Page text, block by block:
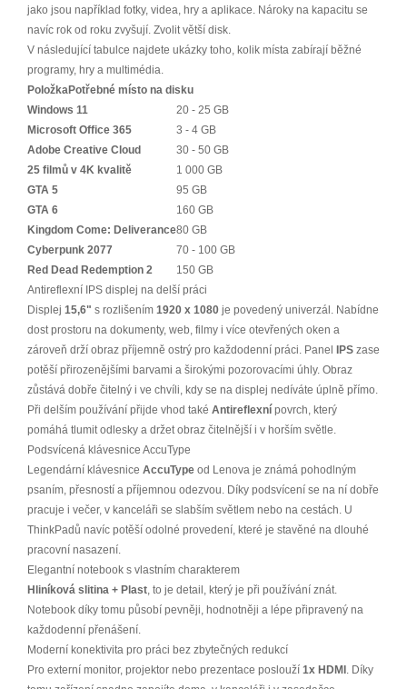
jako jsou například fotky, videa, hry a aplikace. Nároky na kapacitu se
navíc rok od roku zvyšují. Zvolit větší disk.
V následující tabulce najdete ukázky toho, kolik místa zabírají běžné
programy, hry a multimédia.
PoložkaPotřebné místo na disku
Windows 11
20 - 25 GB
Microsoft Office 365
3 - 4 GB
Adobe Creative Cloud
30 - 50 GB
25 filmů v 4K kvalitě
1 000 GB
GTA 5
95 GB
GTA 6
160 GB
Kingdom Come: Deliverance80 GB
Cyberpunk 2077
70 - 100 GB
Red Dead Redemption 2
150 GB
Antireflexní IPS displej na delší práci
Displej 15,6" s rozlišením 1920 x 1080 je povedený univerzál. Nabídne
dost prostoru na dokumenty, web, filmy i více otevřených oken a
zároveň drží obraz příjemně ostrý pro každodenní práci. Panel
IPS zase
potěší přirozenějšími barvami a širokými pozorovacími úhly. Obraz
zůstává dobře čitelný i ve chvíli, kdy se na displej nedíváte úplně přímo.
Při delším používání přijde vhod také Antireflexní povrch, který
pomáhá tlumit odlesky a držet obraz čitelnější i v horším světle.
Podsvícená klávesnice AccuType
Legendární klávesnice AccuType od Lenova je známá pohodlným
psaním, přesností a příjemnou odezvou. Díky podsvícení se na ní dobře
pracuje i večer, v kanceláři se slabším světlem nebo na cestách. U
ThinkPadů navíc potěší odolné provedení, které je stavěné na dlouhé
pracovní nasazení.
Elegantní notebook s vlastním charakterem
Hliníková slitina + Plast, to je detail, který je při používání znát.
Notebook díky tomu působí pevněji, hodnotněji a lépe připravený na
každodenní přenášení.
Moderní konektivita pro práci bez zbytečných redukcí
Pro externí monitor, projektor nebo prezentace poslouží 1x HDMI . Díky